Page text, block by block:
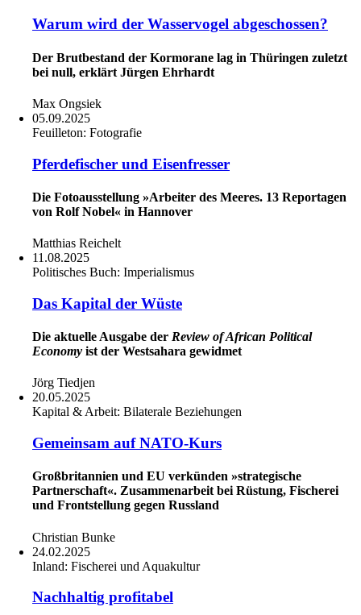
Warum wird der Wasservogel abgeschossen?
Der Brutbestand der Kormorane lag in Thüringen zuletzt
bei null, erklärt Jürgen Ehrhardt
Max Ongsiek
05.09.2025
Feuilleton: Fotografie
Pferdefischer und Eisenfresser
Die Fotoausstellung »Arbeiter des Meeres. 13 Reportagen
von Rolf Nobel« in Hannover
Matthias Reichelt
11.08.2025
Politisches Buch: Imperialismus
Das Kapital der Wüste
Die aktuelle Ausgabe der Review of African Political
Economy ist der Westsahara gewidmet
Jörg Tiedjen
20.05.2025
Kapital & Arbeit: Bilaterale Beziehungen
Gemeinsam auf NATO-Kurs
Großbritannien und EU verkünden »strategische
Partnerschaft«. Zusammenarbeit bei Rüstung, Fischerei
und Frontstellung gegen Russland
Christian Bunke
24.02.2025
Inland: Fischerei und Aquakultur
Nachhaltig profitabel